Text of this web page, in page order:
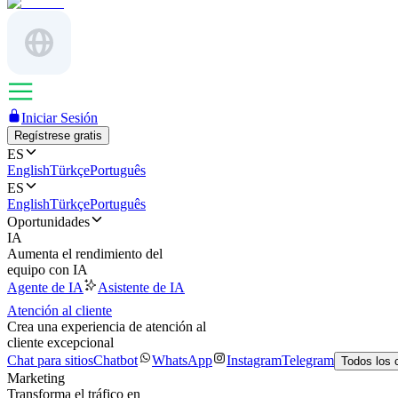
Iniciar Sesión
Regístrese gratis
ES
EnglishTürkçePortuguês
ES
EnglishTürkçePortuguês
Oportunidades
IA
Aumenta el rendimiento del
equipo con IA
Agente de IA
Asistente de IA
Atención al cliente
Crea una experiencia de atención al
cliente excepcional
Chat para sitiosChatbot WhatsApp InstagramTelegram Todos los
Marketing
Transforma el tráfico en